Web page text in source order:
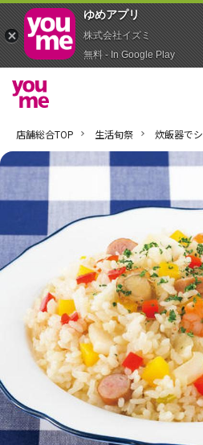
店舗総合TOP 生活旬祭 炊飯器で
ゆめアプ‪リ‬
株式会社イズミ
無料 - In Google Play